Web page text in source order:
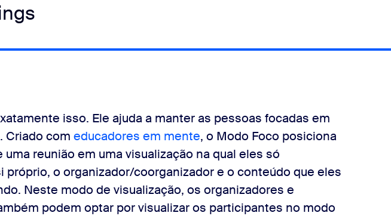
isso. Ele ajuda a manter as pessoas focadas em
Criado com educadores em mente, o Modo Foco posiciona
reunião em uma visualização na qual eles só
próprio, o organizador/coorganizador e o conteúdo que eles
Neste modo de visualização, os organizadores e
podem optar por visualizar os participantes no modo